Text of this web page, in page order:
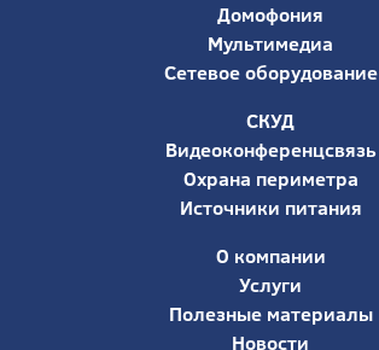
Домофония
Мультимедиа
Сетевое оборудование
СКУД
Видеоконференцсвязь
Охрана периметра
Источники питания
О компании
Услуги
Полезные материалы
Новости